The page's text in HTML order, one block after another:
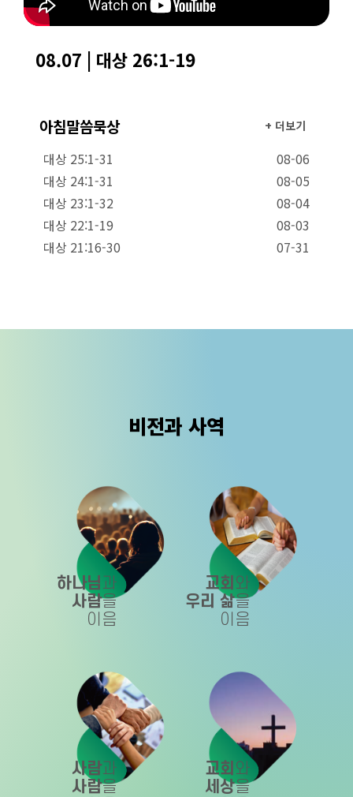
08.07 | 대상 26:1-19
아침말씀묵상 + 더보기
대상 25:1-31
08-06
대상 24:1-31
08-05
대상 23:1-32
08-04
대상 22:1-19
08-03
대상 21:16-30
07-31
비전과 사역
하나님과
사람을
이음
교회 와
우리 삶을
이음
사람과
사람을
교회 와
세상을